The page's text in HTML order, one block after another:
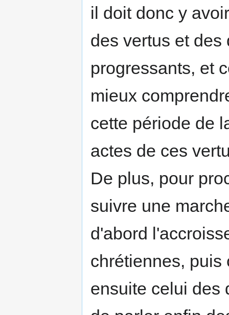
il doit donc y
des vertus et
progressants, et
mieux
cette période de
actes de ces
De plus, pour
sui­vre une
d'abord
chrétiennes, puis
ensuite celui des